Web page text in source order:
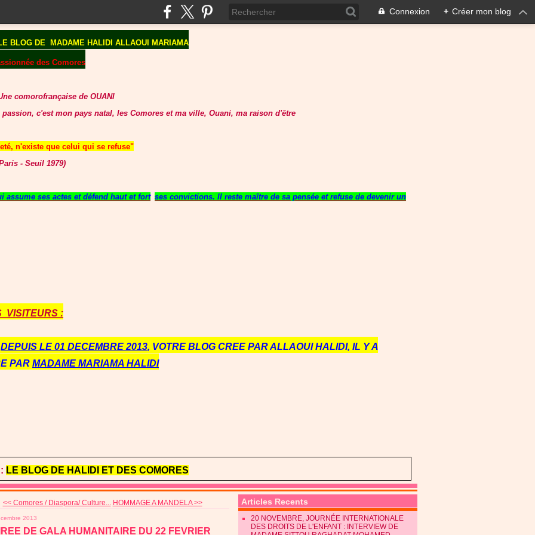
Connexion + Créer mon blog
BLOG DE MADAME HALIDI ALLAOUI MARIAMA
des Comores
comorofrançaise de OUANI
passion, c'est mon pays natal, les Comores et ma ville, Ouani, ma raison d'être
n'existe que celui qui se refuse"
- Seuil 1979)
ses actes et défend haut et fort ses convictions. Il reste maître de sa pensée et refuse de devenir un
VISITEURS :
DEPUIS LE 01 DECEMBRE 2013, VOTRE BLOG CREE PAR ALLAOUI HALIDI, IL Y A
PAR MADAME MARIAMA HALIDI
LE BLOG DE HALIDI ET DES COMORES
<< Comores / Diaspora/ Culture... HOMMAGE A MANDELA >>
2013
DE GALA HUMANITAIRE DU 22 FEVRIER
Articles Recents
20 NOVEMBRE, JOURNÉE INTERNATIONALE
DES DROITS DE L'ENFANT : INTERVIEW DE